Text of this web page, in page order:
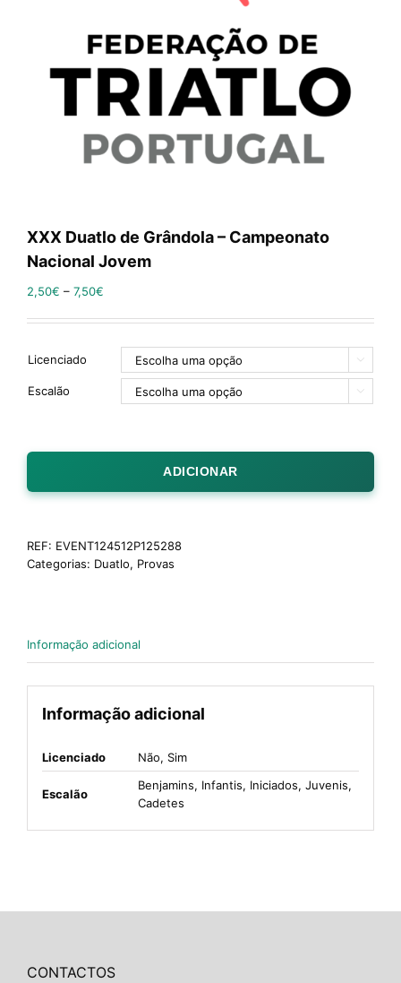
XXX Duatlo de Grândola – Campeonato
Nacional Jovem
2,50€ – 7,50€
Licenciado 
Escalão 
ADICIONAR
REF: EVENT124512P125288
Categorias: Duatlo, Provas
Informação adicional
Informação adicional
Licenciado Não, Sim
Escalão
Benjamins, Infantis, Iniciados, Juvenis,
Cadetes
CONTACTOS